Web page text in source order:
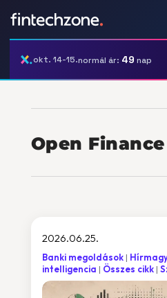
okt. 14-15.normál ár: 49 nap
Open Finance
2026.06.25.
Banki megoldások
intelligencia
Összes cikk